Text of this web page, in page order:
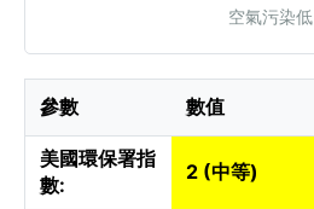
空氣污染低
參數 數值
美國環保署指
數:
2 (中等)